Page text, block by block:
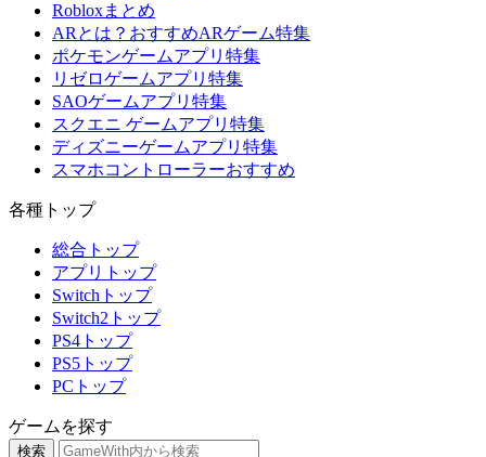
Robloxまとめ
ARとは？おすすめARゲーム特集
ポケモンゲームアプリ特集
リゼロゲームアプリ特集
SAOゲームアプリ特集
スクエニ ゲームアプリ特集
ディズニーゲームアプリ特集
スマホコントローラーおすすめ
各種トップ
総合トップ
アプリトップ
Switchトップ
Switch2トップ
PS4トップ
PS5トップ
PCトップ
ゲームを探す
検索